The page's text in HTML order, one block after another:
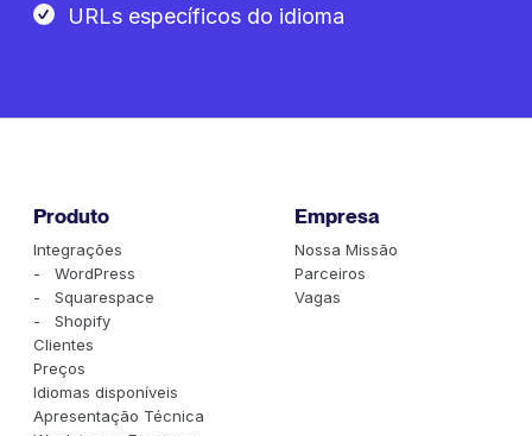
URLs específicos do idioma
Produto
Integrações
- WordPress
- Squarespace
- Shopify
Clientes
Preços
Idiomas disponíveis
Apresentação Técnica
Empresa
Nossa Missão
Parceiros
Vagas